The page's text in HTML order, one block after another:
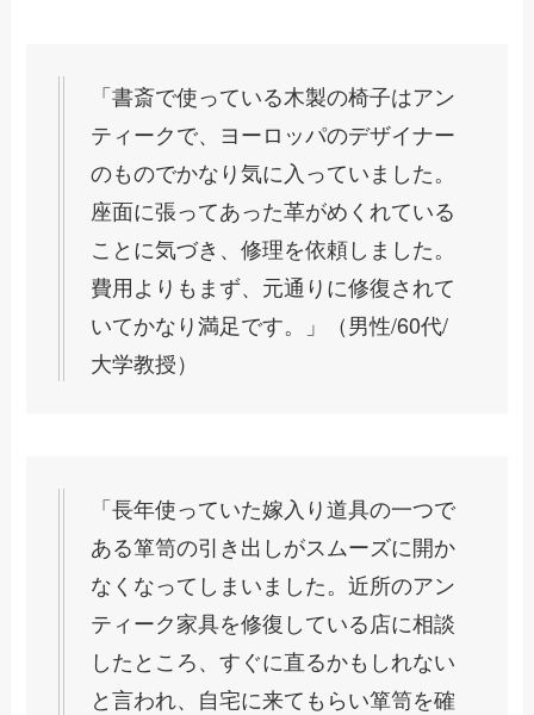
「書斎で使っている木製の椅子はアン
ティークで、ヨーロッパのデザイナー
のものでかなり気に入っていました。
座面に張ってあった革がめくれている
ことに気づき、修理を依頼しました。
費用よりもまず、元通りに修復されて
いてかなり満足です。」（男性/60代/
大学教授）
「長年使っていた嫁入り道具の一つで
ある箪笥の引き出しがスムーズに開か
なくなってしまいました。近所のアン
ティーク家具を修復している店に相談
したところ、すぐに直るかもしれない
と言われ、自宅に来てもらい箪笥を確